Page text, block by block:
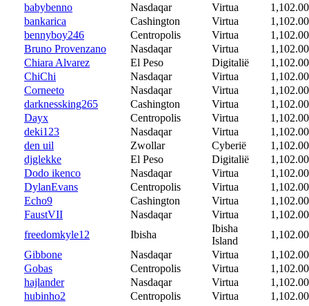
babybenno
Nasdaqar Virtua
1,102.00
bankarica
Cashington Virtua
1,102.00
bennyboy246
Centropolis Virtua
1,102.00
Bruno Provenzano
Nasdaqar Virtua
1,102.00
Chiara Alvarez
El Peso Digitalië
1,102.00
ChiChi
Nasdaqar Virtua
1,102.00
Corneeto
Nasdaqar Virtua
1,102.00
darknessking265
Cashington Virtua
1,102.00
Dayx
Centropolis Virtua
1,102.00
deki123
Nasdaqar Virtua
1,102.00
den uil
Zwollar Cyberië
1,102.00
djglekke
El Peso Digitalië
1,102.00
Dodo ikenco
Nasdaqar Virtua
1,102.00
DylanEvans
Centropolis Virtua
1,102.00
Echo9
Cashington Virtua
1,102.00
FaustVII
Nasdaqar Virtua
1,102.00
freedomkyle12
Ibisha
Ibisha
Island
1,102.00
Gibbone
Nasdaqar Virtua
1,102.00
Gobas
Centropolis Virtua
1,102.00
hajlander
Nasdaqar Virtua
1,102.00
hubinho2
Centropolis Virtua
1,102.00